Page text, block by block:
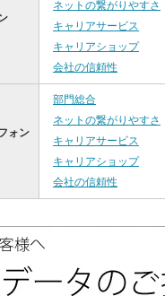
ネットの繋がりやすさ
キャリアサービス
キャリアショップ
会社の信頼性
ォン
部門総合
ネットの繋がりやすさ
キャリアサービス
キャリアショップ
会社の信頼性